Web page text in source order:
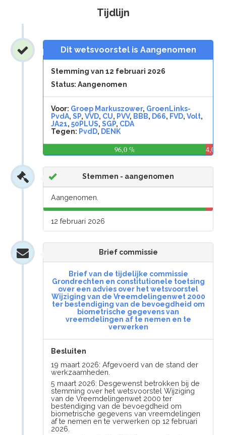
Tijdlijn
Dit wetsvoorstel is Aangenomen
Stemming van 12 februari 2026
Status: Aangenomen
Voor: Groep Markuszower, GroenLinks-
PvdA,SP,VVD, CU, PVV, BBB, D66, FVD,Volt,
JA21,50PLUS,SGP, CDA
Tegen: PvdD, DENK
96,0 %
4,0
Stemmen - aangenomen
Aangenomen.
12 februari 2026
Brief commissie
Brief van de tijdelijke commissie
Grondrechten en constitutionele toetsing
over een advies over het wetsvoorstel
Wijziging van de Vreemdelingenwet 2000
ter bestendiging van de bevoegdheid om
biometrische gegevens van
vreemdelingen af te nemen en te
verwerken
Besluiten
19 maart 2026: Afgevoerd van de stand der
werkzaamheden.
5 maart 2026: Desgewenst betrokken bij de
stemming over het wetsvoorstel Wijziging
van de Vreemdelingenwet 2000 ter
bestendiging van de bevoegdheid om
biometrische gegevens van vreemdelingen
af te nemen en te verwerken op 12 februari
2026.